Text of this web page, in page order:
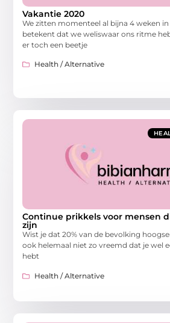
Vakantie 2020
We zitten momenteel al bijna 4 weken
betekent dat we weliswaar ons ritme
er toch een beetje
Health / Alternative
Continue prikkels voor mensen
zijn
Wist je dat 20% van de bevolking
ook helemaal niet zo vreemd dat je wel
hebt
Health / Alternative